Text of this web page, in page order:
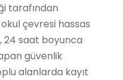
tarafından
çevresi hassas
24 saat boyunca
güvenlik
alanlarda kayıt